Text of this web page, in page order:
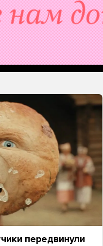
передвинули